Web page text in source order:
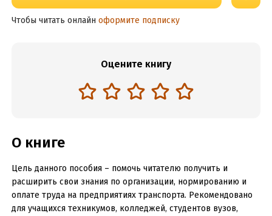
Чтобы читать онлайн оформите подписку
Оцените книгу
О книге
Цель данного пособия – помочь читателю получить и
расширить свои знания по организации, нормированию и
оплате труда на предприятиях транспорта. Рекомендовано
для учащихся техникумов, колледжей, студентов вузов,